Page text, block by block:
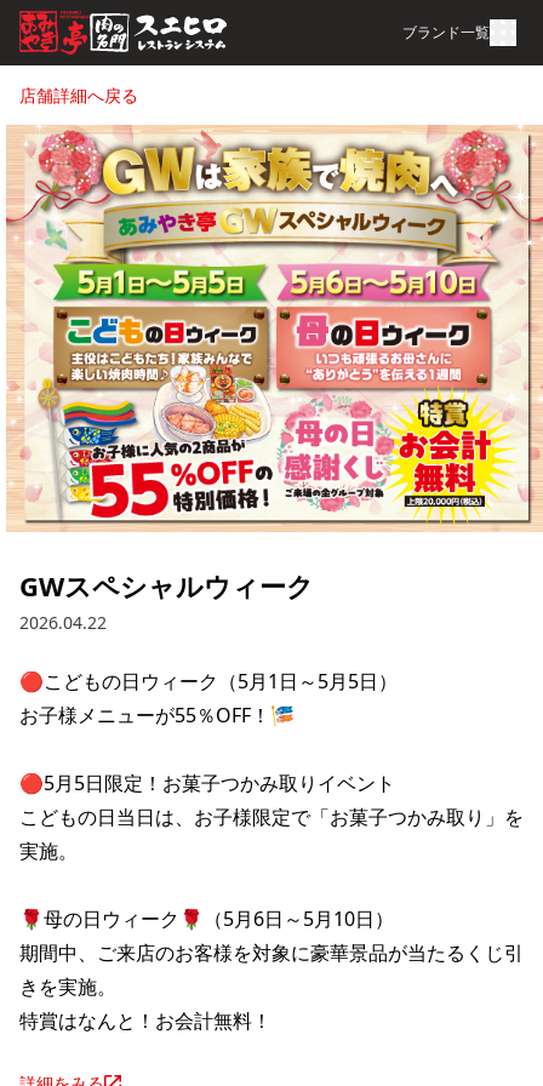
ブランド一覧
店舗詳細へ戻る
GWスペシャルウィーク
2026.04.22
🔴こどもの日ウィーク（5月1日～5月5日）
お子様メニューが55％OFF！🎏
🔴5月5日限定！お菓子つかみ取りイベント
こどもの日当日は、お子様限定で「お菓子つかみ取り」を
実施。
🌹母の日ウィーク🌹（5月6日～5月10日）
期間中、ご来店のお客様を対象に豪華景品が当たるくじ引
きを実施。
特賞はなんと！お会計無料！